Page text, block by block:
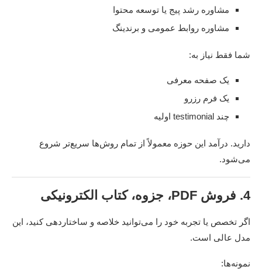
مشاوره رشد پیج یا توسعه محتوا
مشاوره روابط عمومی و برندینگ
شما فقط نیاز به:
یک صفحه معرفی
یک فرم رزرو
چند testimonial اولیه
دارید. درآمد این حوزه معمولاً از تمام روش‌ها سریع‌تر شروع
می‌شود.
4. فروش PDF، جزوه، کتاب الکترونیکی
اگر تخصص یا تجربه خود را می‌توانید خلاصه و ساختاردهی کنید، این
مدل عالی است.
نمونه‌ها: